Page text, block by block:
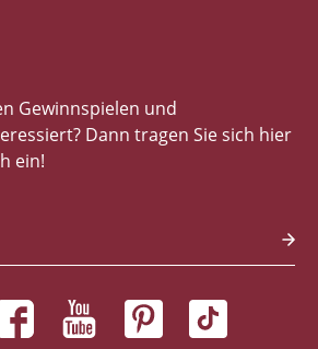
Gewinnspielen und
Dann tragen Sie sich hier
ein!